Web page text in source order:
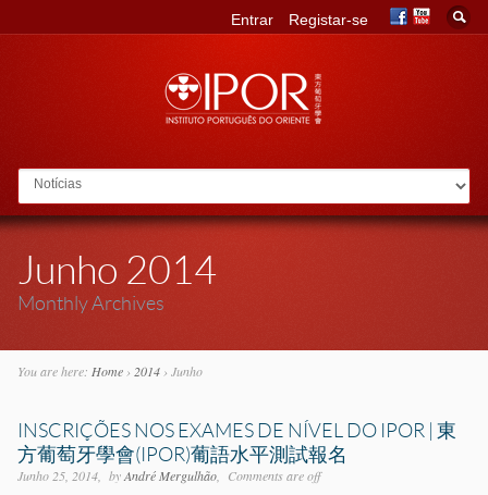
Go to:
Entrar Registar-se
Junho 2014
Monthly Archives
You are here: Home› 2014› Junho
INSCRIÇÕES NOS EXAMES DE NÍVEL DO IPOR | 東
方葡萄牙學會(IPOR)葡語水平測試報名
Junho 25, 2014 byAndré Mergulhão Comments are off